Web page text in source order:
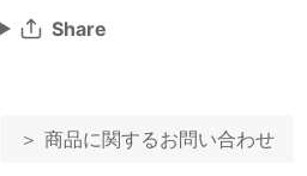
Share
＞ 商品に関するお問い合わせ